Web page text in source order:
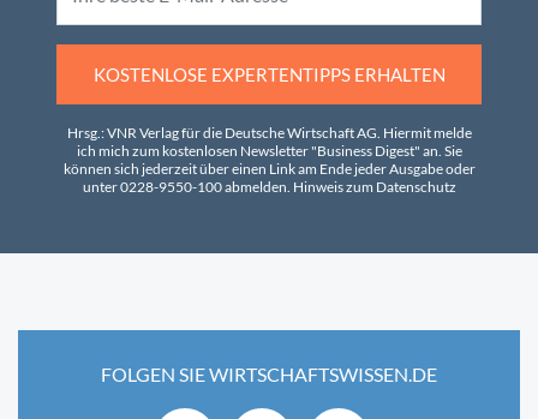
KOSTENLOSE EXPERTENTIPPS ERHALTEN
Hrsg.: VNR Verlag für die Deutsche Wirtschaft AG. Hiermit melde
ich mich zum kostenlosen Newsletter "Business Digest" an. Sie
können sich jederzeit über einen Link am Ende jeder Ausgabe oder
unter 0228-9550-100 abmelden. Hinweis zum Datenschutz
FOLGEN SIE WIRTSCHAFTSWISSEN.DE